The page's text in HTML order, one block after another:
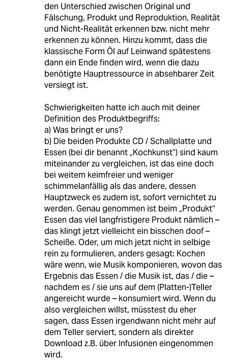
den Unterschied zwischen Original und
Fälschung, Produkt und Reproduktion, Realität
und Nicht-Realität erkennen bzw. nicht mehr
erkennen zu können. Hinzu kommt, dass die
klassische Form Öl auf Leinwand spätestens
dann ein Ende finden wird, wenn die dazu
benötigte Hauptressource in absehbarer Zeit
versiegt ist.
Schwierigkeiten hatte ich auch mit deiner
Definition des Produktbegriffs:
a) Was bringt er uns?
b) Die beiden Produkte CD / Schallplatte und
Essen (bei dir benannt „Kochkunst“) sind kaum
miteinander zu vergleichen, ist das eine doch
bei weitem keimfreier und weniger
schimmelanfällig als das andere, dessen
Hauptzweck es zudem ist, sofort vernichtet zu
werden. Genau genommen ist beim „Produkt“
Essen das viel langfristigere Produkt nämlich –
das klingt jetzt vielleicht ein bisschen doof –
Scheiße. Oder, um mich jetzt nicht in selbige
rein zu formulieren, anders gesagt: Kochen
wäre wenn, wie Musik komponieren, wovon das
Ergebnis das Essen / die Musik ist, das / die –
nachdem es / sie uns auf dem (Platten-)Teller
angereicht wurde – konsumiert wird. Wenn du
also vergleichen willst, müsstest du eher
sagen, dass Essen irgendwann nicht mehr auf
dem Teller serviert, sondern als direkter
Download z.B. über Infusionen eingenommen
wird.